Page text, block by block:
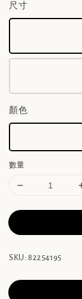
尺寸
顏色
數量
SKU: 82254195